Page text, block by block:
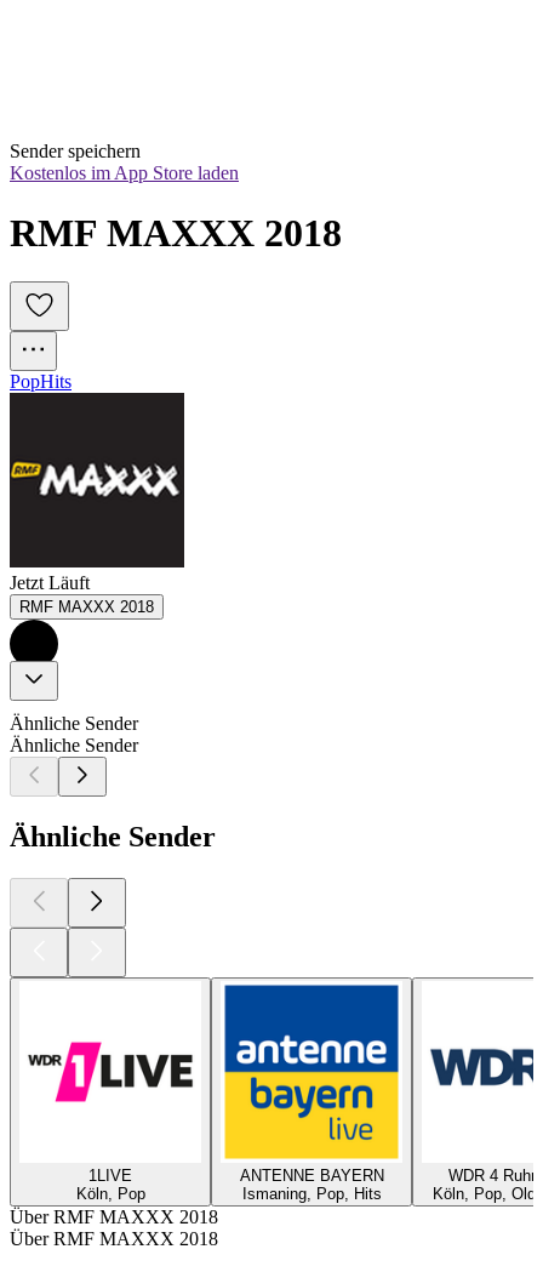
Sender speichern
Kostenlos im App Store laden
RMF MAXXX 2018
PopHits
Jetzt Läuft
RMF MAXXX 2018
Ähnliche Sender
Ähnliche Sender
Ähnliche Sender
1LIVE
Köln, Pop
ANTENNE BAYERN
Ismaning, Pop, Hits
WDR 4
Köln, Pop,
Über RMF MAXXX 2018
Über RMF MAXXX 2018